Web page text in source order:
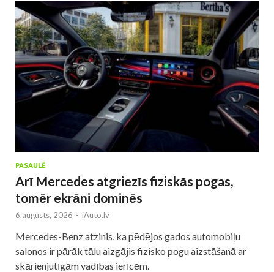
PASAULĒ
Arī Mercedes atgriezīs fiziskās pogas,
tomēr ekrāni dominēs
6.augusts, 2026 - iAuto.lv
Mercedes-Benz atzinis, ka pēdējos gados automobiļu
salonos ir pārāk tālu aizgājis fizisko pogu aizstāšanā ar
skārienjutīgām vadības ierīcēm.